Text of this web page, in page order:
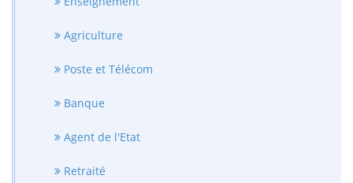
Agriculture
Poste et Télécom
Banque
Agent de l'Etat
Retraité